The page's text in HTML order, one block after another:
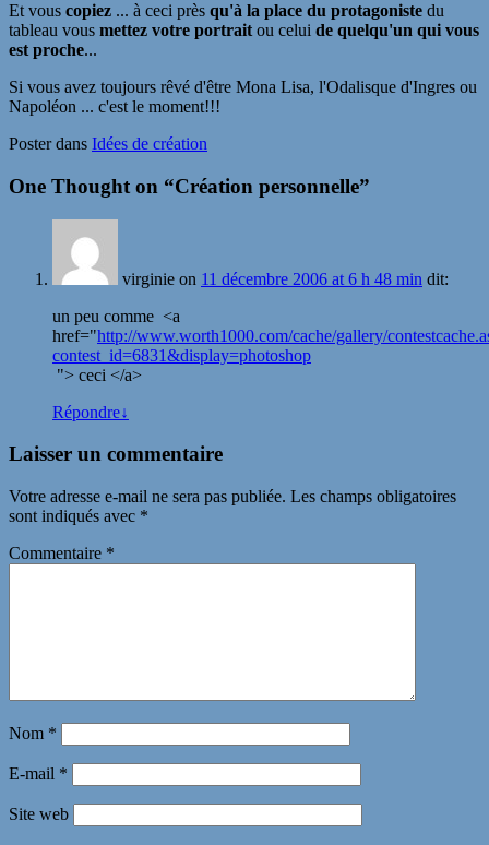
Et vous copiez ... à ceci près qu'à la place du protagoniste du
tableau vous mettez votre portrait ou celui de quelqu'un qui vous
est proche...
Si vous avez toujours rêvé d'être Mona Lisa, l'Odalisque d'Ingres ou
Napoléon ... c'est le moment!!!
Poster dans Idées de création
One Thought on “Création personnelle”
virginie on 11 décembre 2006 at 6 h 48 min dit:
un peu comme <a
href="http://www.worth1000.com/cache/gallery/
contest_id=6831&display=photoshop
"> ceci </a>
Répondre↓
Laisser un commentaire
Votre adresse e-mail ne sera pas publiée. Les champs obligatoires
sont indiqués avec *
Commentaire *
Nom *
E-mail *
Site web